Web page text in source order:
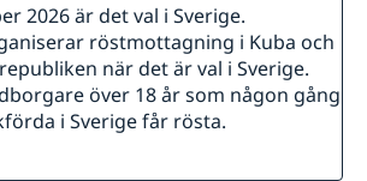
2026 är det val i Sverige.
röstmottagning i Kuba och
när det är val i Sverige.
över 18 år som någon gång
i Sverige får rösta.